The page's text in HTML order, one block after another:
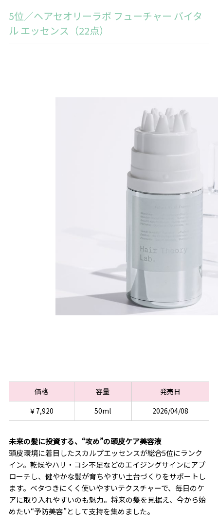
5位／ヘアセオリーラボ フューチャー バイタ
ル エッセンス（22点）
価格 容量
発売日
￥7,920
50ml 2026/04/08
未来の髪に投資する、“攻め”の頭皮ケア美容液
頭皮環境に着目したスカルプエッセンスが総合5位にランク
イン。乾燥やハリ・コシ不足などのエイジングサインにアプ
ローチし、健やかな髪が育ちやすい土台づくりをサポートし
ます。ベタつきにくく使いやすいテクスチャーで、毎日のケ
アに取り入れやすいのも魅力。将来の髪を見据え、今から始
めたい“予防美容”として支持を集めました。